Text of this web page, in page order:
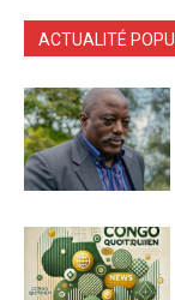
ACTUALITÉ